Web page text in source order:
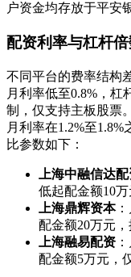
户资金均存放于平安
配资利率与杠杆
不同平台的费率结构
月利率低至0.8%，杠
制，仅支持主板股票。
月利率在1.2%至
比参数如下：
上海中融信达
低起配金额10
上海鼎辉资本：
配金额20万元，
上海融易配资
配金额5万元，